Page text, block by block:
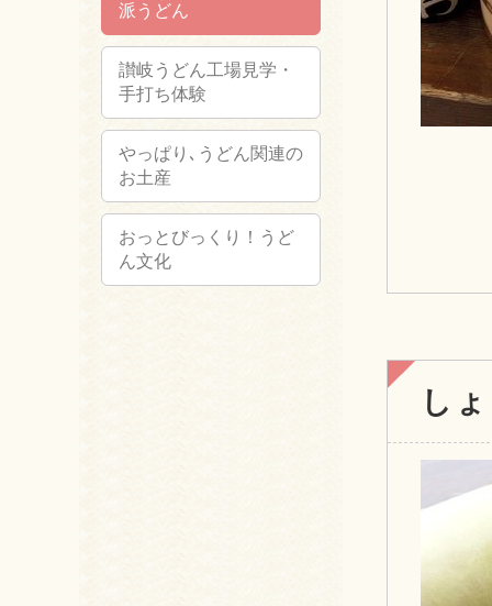
し
派うどん
讃岐うどん工場見学・
手打ち体験
やっぱり､うどん関連の
お土産
おっとびっくり！うど
ん文化